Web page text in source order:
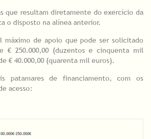
que resultam diretamente do exercício da
o disposto na alínea anterior.
máximo de apoio que pode ser solicitado
€ 250.000,00 (duzentos e cinquenta mil
€ 40.000,00 (quarenta mil euros).
patamares de financiamento, com os
acesso: